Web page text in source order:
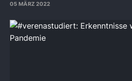
05 MÄRZ 2022